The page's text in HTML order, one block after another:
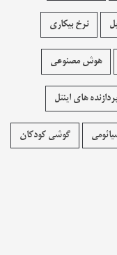
نرخ بیکاری
هوش مصنوعی
های اینتل
گوشی کودکان